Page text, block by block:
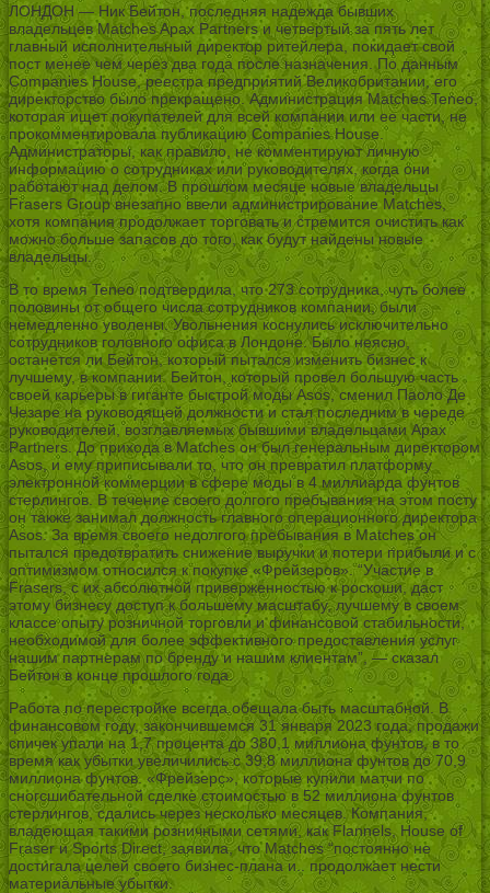
ЛОНДОН — Ник Бейтон, последняя надежда бывших
владельцев Matches Apax Partners и четвертый за пять лет
главный исполнительный директор ритейлера, покидает свой
пост менее чем через два года после назначения. По данным
Companies House, реестра предприятий Великобритании, его
директорство было прекращено. Администрация Matches Teneo,
которая ищет покупателей для всей компании или ее части, не
прокомментировала публикацию Companies House.
Администраторы, как правило, не комментируют личную
информацию о сотрудниках или руководителях, когда они
работают над делом. В прошлом месяце новые владельцы
Frasers Group внезапно ввели администрирование Matches,
хотя компания продолжает торговать и стремится очистить как
можно больше запасов до того, как будут найдены новые
владельцы.
В то время Teneo подтвердила, что 273 сотрудника, чуть более
половины от общего числа сотрудников компании, были
немедленно уволены. Увольнения коснулись исключительно
сотрудников головного офиса в Лондоне. Было неясно,
останется ли Бейтон, который пытался изменить бизнес к
лучшему, в компании. Бейтон, который провел большую часть
своей карьеры в гиганте быстрой моды Asos, сменил Паоло Де
Чезаре на руководящей должности и стал последним в череде
руководителей, возглавляемых бывшими владельцами Apax
Partners. До прихода в Matches он был генеральным директором
Asos, и ему приписывали то, что он превратил платформу
электронной коммерции в сфере моды в 4 миллиарда фунтов
стерлингов. В течение своего долгого пребывания на этом посту
он также занимал должность главного операционного директора
Asos. За время своего недолгого пребывания в Matches он
пытался предотвратить снижение выручки и потери прибыли и с
оптимизмом относился к покупке «Фрейзеров». “Участие в
Frasers, с их абсолютной приверженностью к роскоши, даст
этому бизнесу доступ к большему масштабу, лучшему в своем
классе опыту розничной торговли и финансовой стабильности,
необходимой для более эффективного предоставления услуг
нашим партнерам по бренду и нашим клиентам”, — сказал
Бейтон в конце прошлого года.
Работа по перестройке всегда обещала быть масштабной. В
финансовом году, закончившемся 31 января 2023 года, продажи
спичек упали на 1,7 процента до 380,1 миллиона фунтов, в то
время как убытки увеличились с 39,8 миллиона фунтов до 70,9
миллиона фунтов. «Фрейзерс», которые купили матчи по
сногсшибательной сделке стоимостью в 52 миллиона фунтов
стерлингов, сдались через несколько месяцев. Компания,
владеющая такими розничными сетями, как Flannels, House of
Fraser и Sports Direct, заявила, что Matches “постоянно не
достигала целей своего бизнес-плана и.. продолжает нести
материальные убытки.